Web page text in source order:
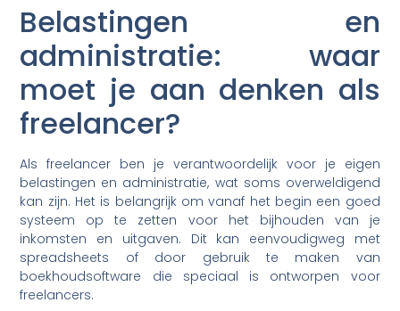
Belastingen en
administratie: waar
moet je aan denken als
freelancer?
Als freelancer ben je verantwoordelijk voor je eigen
belastingen en administratie, wat soms overweldigend
kan zijn. Het is belangrijk om vanaf het begin een goed
systeem op te zetten voor het bijhouden van je
inkomsten en uitgaven. Dit kan eenvoudigweg met
spreadsheets of door gebruik te maken van
boekhoudsoftware die speciaal is ontworpen voor
freelancers.